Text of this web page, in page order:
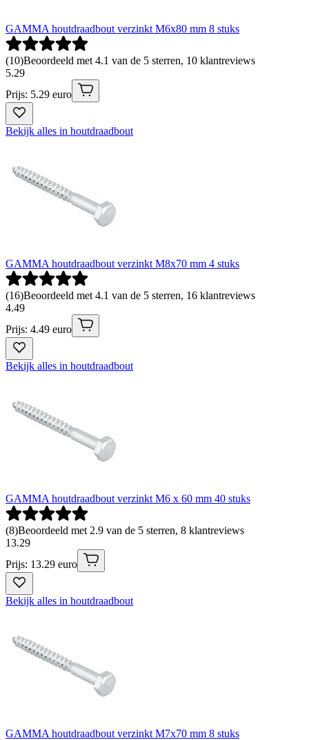
GAMMA houtdraadbout verzinkt M6x80 mm 8 stuks
(10)Beoordeeld met 4.1 van de 5 sterren, 10 klantreviews
5.29
Prijs: 5.29 euro
Bekijk alles in houtdraadbout
GAMMA houtdraadbout verzinkt M8x70 mm 4 stuks
(16)Beoordeeld met 4.1 van de 5 sterren, 16 klantreviews
4.49
Prijs: 4.49 euro
Bekijk alles in houtdraadbout
GAMMA houtdraadbout verzinkt M6 x 60 mm 40 stuks
(8)Beoordeeld met 2.9 van de 5 sterren, 8 klantreviews
13.29
Prijs: 13.29 euro
Bekijk alles in houtdraadbout
GAMMA houtdraadbout verzinkt M7x70 mm 8 stuks